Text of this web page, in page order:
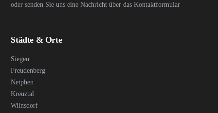
oder senden Sie uns eine Nachricht über das Kontaktformular
Städte & Orte
Siegen
Freudenberg
Netphen
Kreuztal
Wilnsdorf